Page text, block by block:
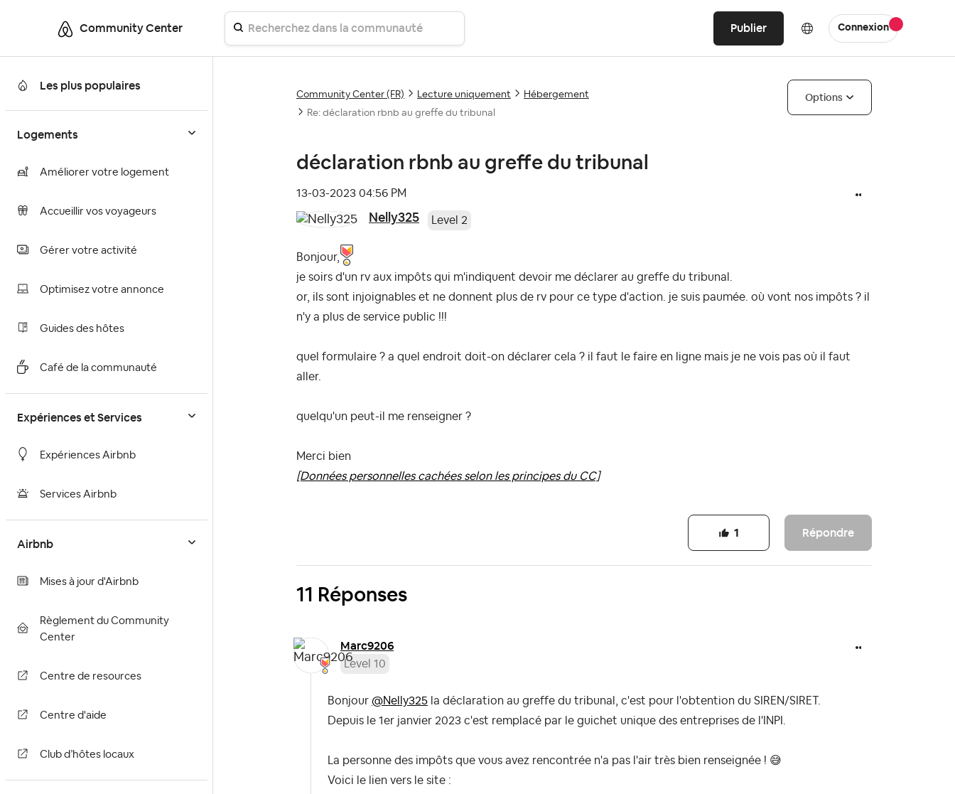
Community Center Publier Connexion
Les plus populaires
Logements
Améliorer votre logement
Accueillir vos voyageurs
Gérer votre activité
Optimisez votre annonce
Guides des hôtes
Café de la communauté
Expériences et Services
Expériences Airbnb
Services Airbnb
Airbnb
Mises à jour d'Airbnb
Règlement du Community
Center
Centre de resources
Centre d'aide
Club d’hôtes locaux
Community Center (FR) Lecture uniquement
Hébergement
Re: déclaration rbnb au greffe du tribunal
Options
déclaration rbnb au greffe du tribunal
‎13-03-2023 04:56 PM
Nelly325 Level 2
Bonjour,
je soirs d'un rv aux impôts qui m'indiquent devoir me déclarer au greffe du tribunal.
or, ils sont injoignables et ne donnent plus de rv pour ce type d'action. je suis paumée. où vont nos impôts ? il
n'y a plus de service public !!!
quel formulaire ? a quel endroit doit-on déclarer cela ? il faut le faire en ligne mais je ne vois pas où il faut
aller.
quelqu'un peut-il me renseigner ?
Merci bien
[Données personnelles cachées selon les principes du CC]
Répondre
1
11 Réponses
Marc9206
Level 10
Bonjour @Nelly325 la déclaration au greffe du tribunal, c'est pour l'obtention du SIREN/SIRET.
Depuis le 1er janvier 2023 c'est remplacé par le guichet unique des entreprises de l'INPI.
La personne des impôts que vous avez rencontrée n'a pas l'air très bien renseignée ! 😅
Voici le lien vers le site :